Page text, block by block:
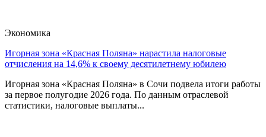
Экономика
Игорная зона «Красная Поляна» нарастила налоговые
отчисления на 14,6% к своему десятилетнему юбилею
Игорная зона «Красная Поляна» в Сочи подвела итоги работы
за первое полугодие 2026 года. По данным отраслевой
статистики, налоговые выплаты...